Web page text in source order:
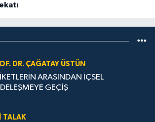
DR. ÇAĞATAY ÜSTÜN
ARASINDAN İÇSEL
GEÇİŞ
TALAK